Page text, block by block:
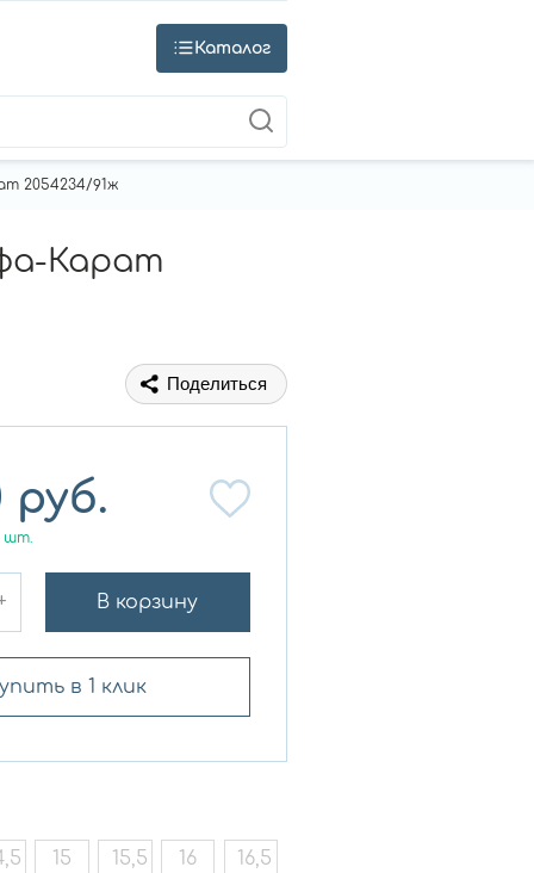
Каталог
2054234/91ж
Карат
Поделиться
руб.
шт.
В корзину
в 1 клик
15 15,5 16 16,5